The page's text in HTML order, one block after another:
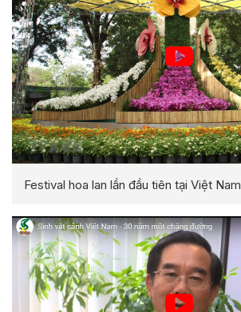
Festival hoa lan lần đầu tiên tại Việt Nam